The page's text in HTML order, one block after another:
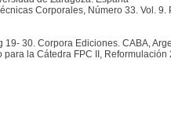
Corporales, Número 33. Vol. 9.
30. Corpora Ediciones. CABA,
la Cátedra FPC II, Reformulación